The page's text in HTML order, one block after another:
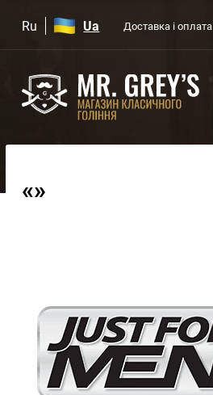
Ru Ua Доставка і оплата
«»